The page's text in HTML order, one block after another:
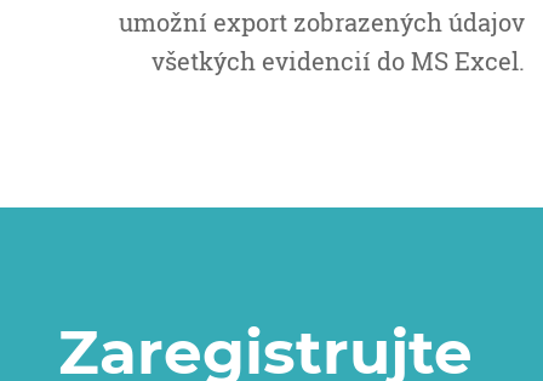
umožní export zobrazených údajov
všetkých evidencií do MS Excel.
Zaregistrujte